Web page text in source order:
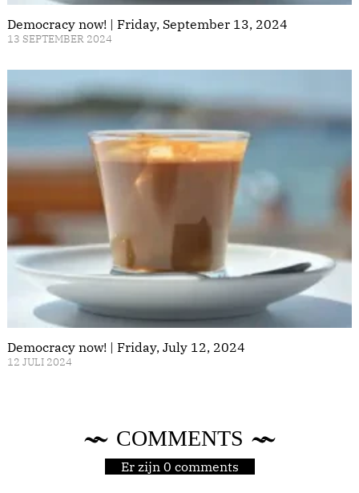
Democracy now! | Friday, September 13, 2024
13 SEPTEMBER 2024
Democracy now! | Friday, July 12, 2024
12 JULI 2024
COMMENTS
Er zijn 0 comments